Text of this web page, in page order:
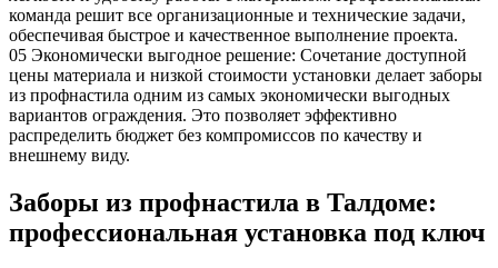
команда решит все организационные и технические задачи,
обеспечивая быстрое и качественное выполнение проекта.
05 Экономически выгодное решение: Сочетание доступной
цены материала и низкой стоимости установки делает заборы
из профнастила одним из самых экономически выгодных
вариантов ограждения. Это позволяет эффективно
распределить бюджет без компромиссов по качеству и
внешнему виду.
Заборы из профнастила в Талдоме:
профессиональная установка под ключ